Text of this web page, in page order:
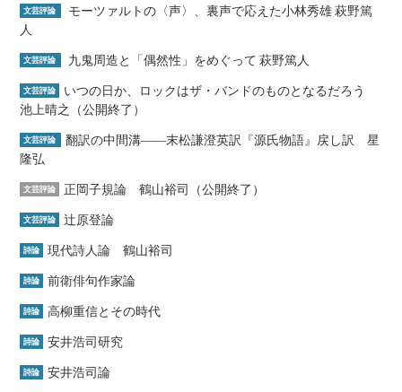
文芸評論
モーツァルトの〈声〉、裏声で応えた小林秀雄 萩野篤
人
文芸評論 九鬼周造と「偶然性」をめぐって 萩野篤人
文芸評論
いつの日か、ロックはザ・バンドのものとなるだろう
池上晴之（公開終了）
文芸評論
翻訳の中間溝――末松謙澄英訳『源氏物語』戻し訳 星
隆弘
文芸評論 正岡子規論 鶴山裕司（公開終了）
文芸評論 辻原登論
詩論 現代詩人論 鶴山裕司
詩論 前衛俳句作家論
詩論 高柳重信とその時代
詩論 安井浩司研究
詩論 安井浩司論